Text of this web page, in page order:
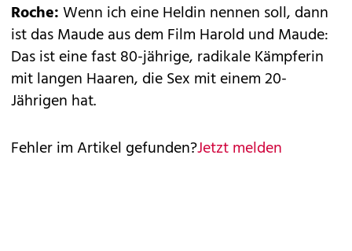
Roche:Wenn ich eine Heldin nennen soll, dann
ist das Maude aus dem Film Harold und Maude:
Das ist eine fast 80-jährige, radikale Kämpferin
mit langen Haaren, die Sex mit einem 20-
Jährigen hat.
Fehler im Artikel gefunden?Jetzt melden